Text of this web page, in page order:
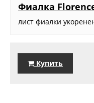
Фиалка
лист фиалки
Купить